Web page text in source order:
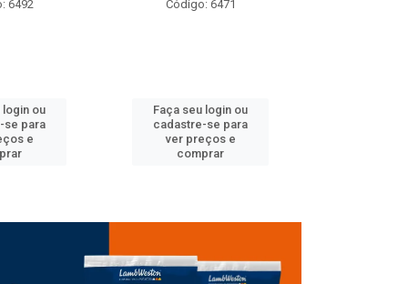
6471
login ou
se para
e
Código: 6489
Faça seu login ou
cadastre-se para
ver preços e
comprar